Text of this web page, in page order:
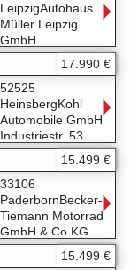
05251/54500990
LeipzigAutohaus
Müller Leipzig
GmbH
Schongauerstr.29-
04328 Leipzig
0341-2587566
17.990 €
52525
HeinsbergKohl
Automobile GmbH
Industriestr. 53
52525 Heinsberg
(02452) 9135-0
15.499 €
33106
PaderbornBecker-
Tiemann Motorrad
GmbH & Co.KG
Halberstädter
15.499 €